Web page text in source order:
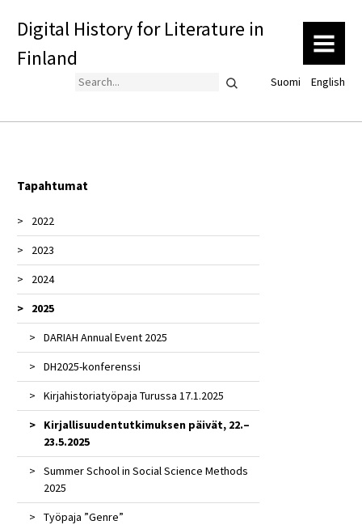
Digital History for Literature in
Finland
MENU
Search Suomi English
Tapahtumat
2022
Sanomalehtisymposiumi 2022
Seminaari: Kirjallisuushistorian uudistuvat
metodit
2023
Esittely Unlocking the Past in the Digital Age
-seminaarissa
Kirjallisuudentutkimuksen päivät 4.-5.5.2023
Konsortion esittely 30.11.2023
Konsortion verkostotapaaminen Turussa
2024
1800-luvun tutkimuksen verkoston 14.
vuosikonferenssi
Best Poster Award (Digital Humanities -
kesäkoulu)
DRDHum – joulukuu 2024
Esitelmä: Cultures of Screen, Performance
and Print Network
Esittely ”Kirjallisuuden digitaaliset jäljet” -
seminaarissa
Intensiivikurssi ”Digitaalinen
2025
DARIAH Annual Event 2025
DH2025-konferenssi
Kirjahistoriatyöpaja Turussa 17.1.2025
Kirjallisuudentutkimuksen päivät, 22.–
23.5.2025
Summer School in Social Science Methods
2025
Työpaja ”Genre”